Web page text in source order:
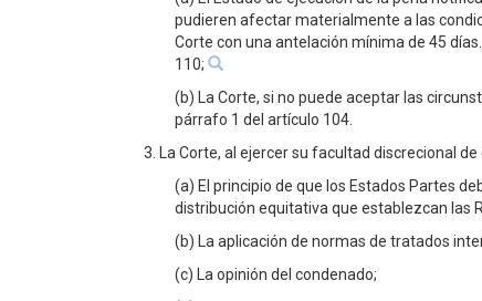
pudieren afectar materialmente a las
Corte con una antelación mínima de 45
110;
(b) La Corte, si no puede aceptar las
párrafo 1 del artículo 104.
3. La Corte, al ejercer su facultad discrecional
(a) El principio de que los Estados Partes
distribución equitativa que establezcan las
(b) La aplicación de normas de tratados
(c) La opinión del condenado;